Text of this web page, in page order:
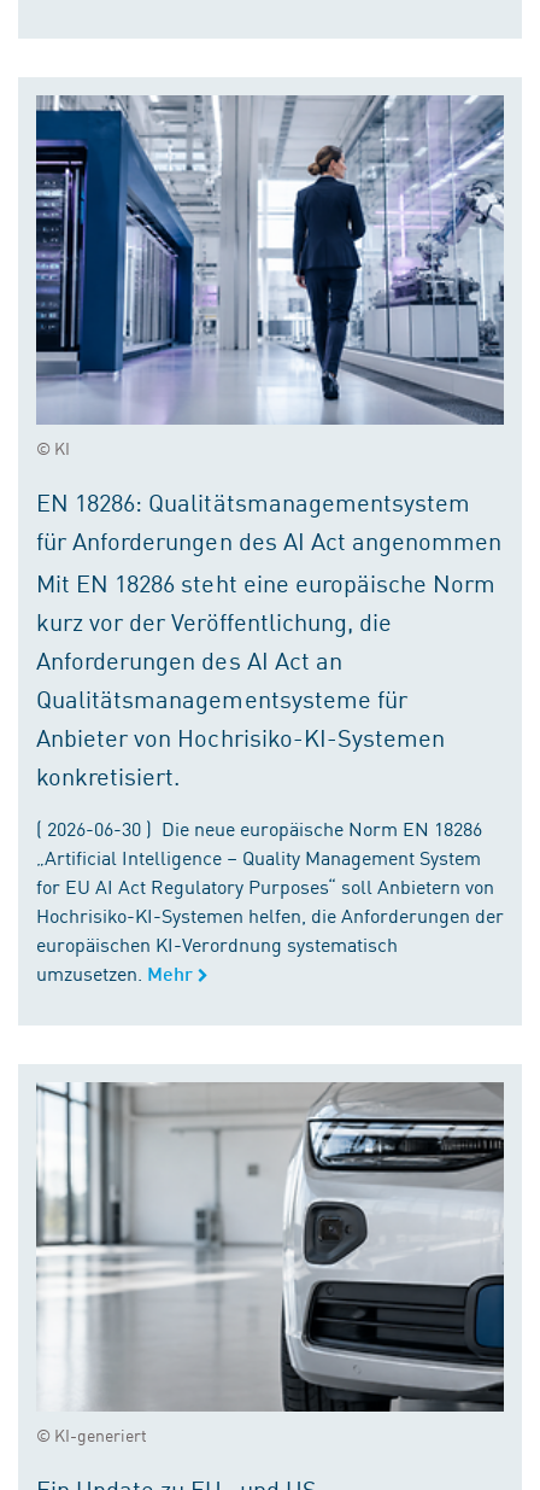
© KI
EN 18286: Qualitätsmanagementsystem
für Anforderungen des AI Act angenommen
Mit EN 18286 steht eine europäische Norm
kurz vor der Veröffentlichung, die
Anforderungen des AI Act an
Qualitätsmanagementsysteme für
Anbieter von Hochrisiko-KI-Systemen
konkretisiert.
( 2026-06-30 ) Die neue europäische Norm EN 18286
„Artificial Intelligence – Quality Management System
for EU AI Act Regulatory Purposes“ soll Anbietern von
Hochrisiko-KI-Systemen helfen, die Anforderungen der
europäischen KI-Verordnung systematisch
umzusetzen. Mehr
© KI-generiert